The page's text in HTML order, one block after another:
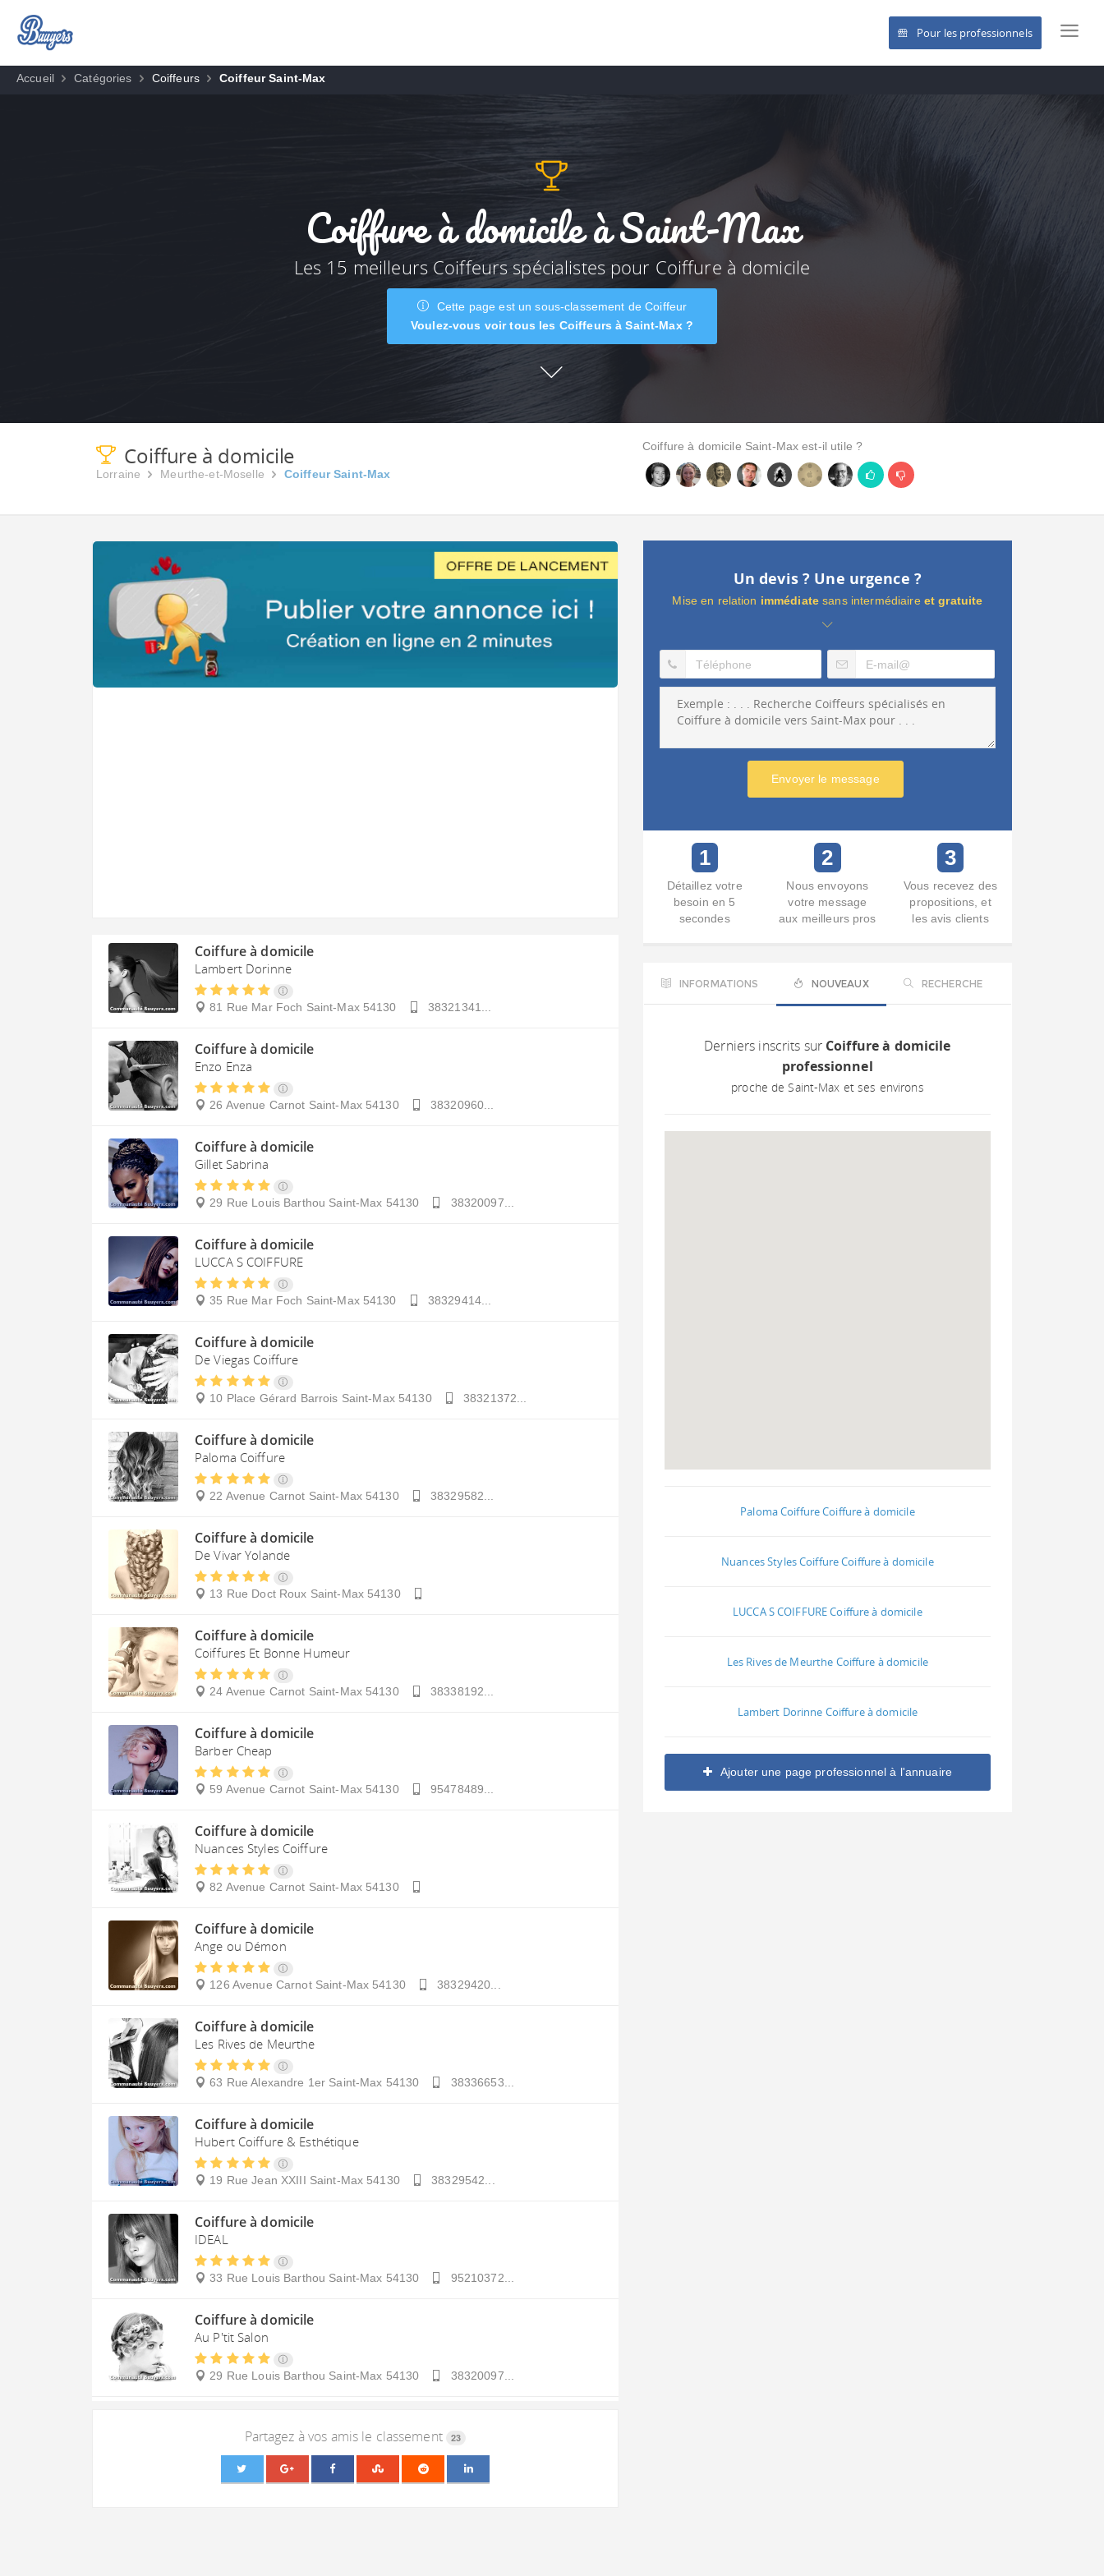
Pour les professionnels
Accueil Catégories Coiffeurs Coiffeur Saint-Max
Coiffure à domicile à Saint-Max
Les 15 meilleurs Coiffeurs spécialistes pour Coiffure à domicile
Cette page est un sous-classement de Coiffeur
Voulez-vous voir tous les Coiffeurs à Saint-Max ?
Coiffure à domicile
Lorraine Meurthe-et-Moselle Coiffeur Saint-Max
Coiffure à domicile Saint-Max est-il utile ?
Coiffure à domicile
Lambert Dorinne
81 Rue Mar Foch Saint-Max 54130 38321341...
Coiffure à domicile
Enzo Enza
26 Avenue Carnot Saint-Max 54130 38320960...
Coiffure à domicile
Gillet Sabrina
29 Rue Louis Barthou Saint-Max 54130 38320097...
Coiffure à domicile
LUCCA S COIFFURE
35 Rue Mar Foch Saint-Max 54130 38329414...
Coiffure à domicile
De Viegas Coiffure
10 Place Gérard Barrois Saint-Max 54130 38321372...
Coiffure à domicile
Paloma Coiffure
22 Avenue Carnot Saint-Max 54130 38329582...
Coiffure à domicile
De Vivar Yolande
13 Rue Doct Roux Saint-Max 54130
Coiffure à domicile
Coiffures Et Bonne Humeur
24 Avenue Carnot Saint-Max 54130 38338192...
Coiffure à domicile
Barber Cheap
59 Avenue Carnot Saint-Max 54130 95478489...
Coiffure à domicile
Nuances Styles Coiffure
82 Avenue Carnot Saint-Max 54130
Coiffure à domicile
Ange ou Démon
126 Avenue Carnot Saint-Max 54130 38329420...
Coiffure à domicile
Les Rives de Meurthe
63 Rue Alexandre 1er Saint-Max 54130 38336653...
Coiffure à domicile
Hubert Coiffure & Esthétique
19 Rue Jean XXIII Saint-Max 54130 38329542...
Coiffure à domicile
IDEAL
33 Rue Louis Barthou Saint-Max 54130 95210372...
Coiffure à domicile
Au P'tit Salon
29 Rue Louis Barthou Saint-Max 54130 38320097...
Partagez à vos amis le classement 23
Un devis ? Une urgence ?
Mise en relation immédiate sans intermédiaire et gratuite
Envoyer le message
1
Détaillez votre
besoin en 5
secondes
2
Nous envoyons
votre message
aux meilleurs pros
3
Vous recevez des
propositions, et
les avis clients
INFORMATIONS NOUVEAUX RECHERCHE
Derniers inscrits sur Coiffure à domicile
professionnel
proche de Saint-Max et ses environs
Paloma Coiffure Coiffure à domicile
Nuances Styles Coiffure Coiffure à domicile
LUCCA S COIFFURE Coiffure à domicile
Les Rives de Meurthe Coiffure à domicile
Lambert Dorinne Coiffure à domicile
Ajouter une page professionnel à l'annuaire